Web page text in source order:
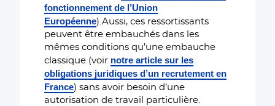
fonctionnement de l’Union
Européenne).Aussi, ces ressortissants
peuvent être embauchés dans les
mêmes conditions qu’une embauche
classique (voir notre article sur les
obligations juridiques d’un recrutement en
France) sans avoir besoin d’une
autorisation de travail particulière.